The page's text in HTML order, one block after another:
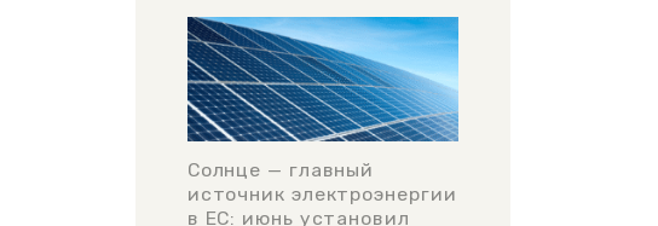
Солнце — главный
источник электроэнергии
в ЕС: июнь установил